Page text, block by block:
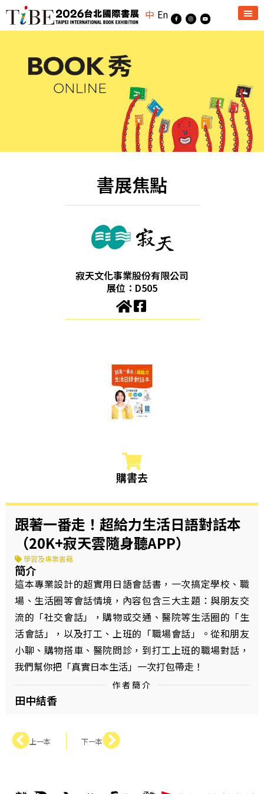
中 En
書展焦點
寂天文化事業股份有限公司
展位：D505
購書去
跟著一番走！超給力生活日語對話本
（20K+寂天雲隨身聽APP）
學習及專業書籍
簡介
這本專業設計的超實用日語會話書，一次搞定學校、職
場、生活圈等會話情境，內容包含三大主題：與朋友交
流的「社交會話」，購物或交通、醫院等生活圈的「生
活會話」，以及打工、上班的「職場會話」。從和朋友
小聊、購物搭車、醫院問診，到打工上班的職場對話，
我們幫你把「真實日本生活」一次打包帶走！
作者簡介
田中結香
上一本 下一本